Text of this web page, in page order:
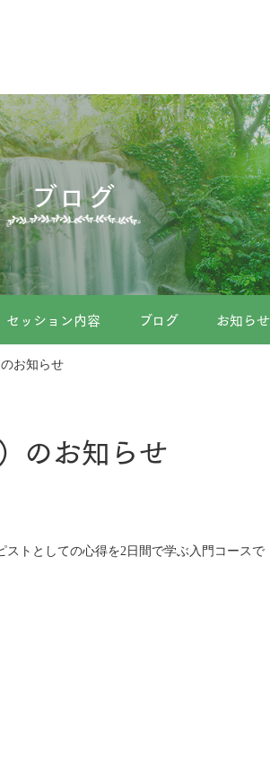
ブログ
セッション内容 ブログ お知らせ
お知らせ
のお知らせ
トとしての心得を2日間で学ぶ入門コースで